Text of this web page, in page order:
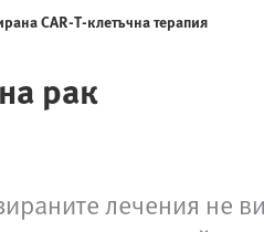
CAR-T-клетъчна терапия
рак
лечения не